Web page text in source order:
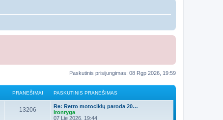
Paskutinis prisijungimas: 08 Rgp 2026, 19:59
PRANEŠIMAI PASKUTINIS PRANEŠIMAS
13206
Re: Retro motociklų paroda 20…
ironryga
07 Lie 2026, 19:44